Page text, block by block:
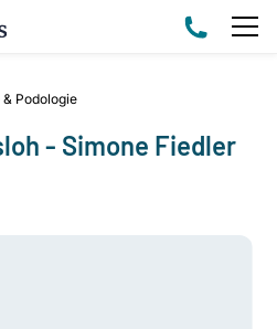
Podologie
- Simone Fiedler